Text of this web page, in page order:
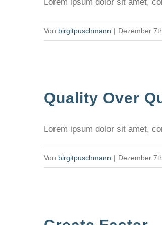
Von birgitpuschmann | Dezember
Quality Over
Lorem ipsum dolor sit amet,
Von birgitpuschmann | Dezember